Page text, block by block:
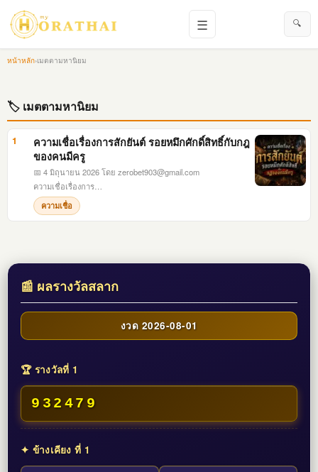
☰ 🔍
หน้าหลัก›เมตตามหานิยม
🏷 เมตตามหานิยม
1
ความเชื่อเรื่องการสักยันต์ รอยหมึกศักดิ์สิทธิ์กับกฎ
ของคนมีครู
📅 4 มิถุนายน 2026โดย zerobet903@gmail.com
ความเชื่อเรื่องการ…
ความเชื่อ
📰 ผลรางวัลสลาก
งวด 2026-08-01
🏆 รางวัลที่ 1
932479
✦ ข้างเคียง ที่ 1